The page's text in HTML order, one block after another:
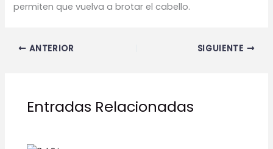
permiten que vuelva a brotar el cabello.
ANTERIOR SIGUIENTE
Entradas Relacionadas